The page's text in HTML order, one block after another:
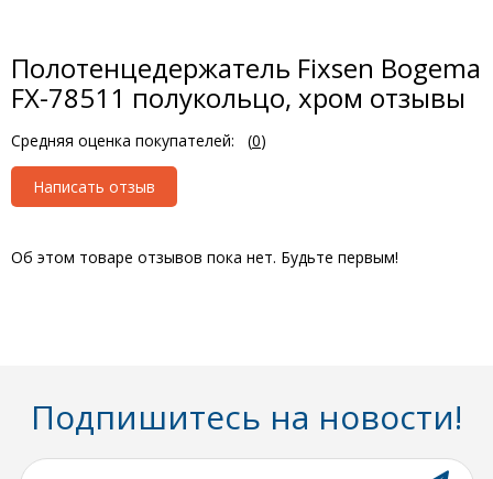
Полотенцедержатель Fixsen Bogema
FX-78511 полукольцо, хром отзывы
Средняя оценка покупателей: (0)
Написать отзыв
Об этом товаре отзывов пока нет. Будьте первым!
Подпишитесь на новости!